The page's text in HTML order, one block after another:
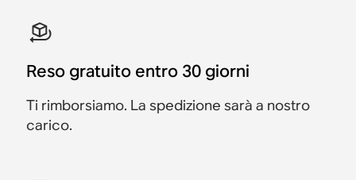
Reso gratuito entro 30 giorni
Ti rimborsiamo. La spedizione sarà a nostro
carico.